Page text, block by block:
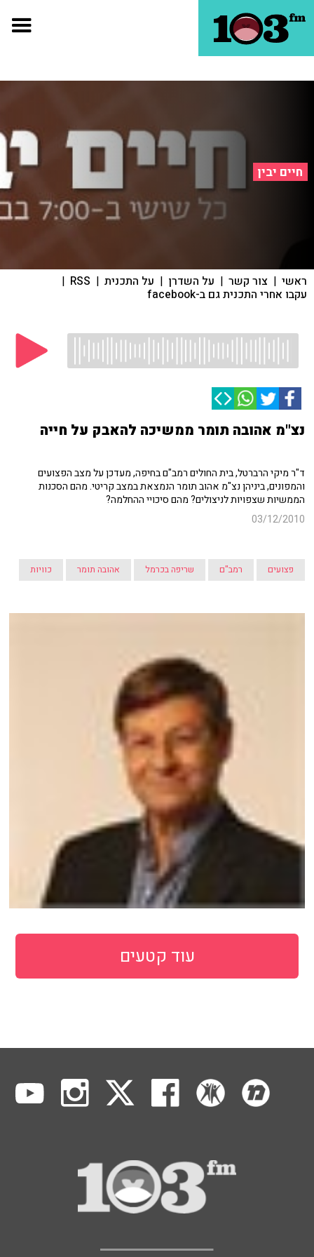
חיים יבין
ראשי | צור קשר | על השדרן | על התכנית |
RSS
|
עקבו אחרי התכנית גם ב-facebook
נצ"מ אהובה תומר ממשיכה להאבק על חייה
ד"ר מיקי הרברטל, בית החולים רמב"ם בחיפה, מעדכן על מצב הפצועים
והמפונים, ביניהן נצ"מ אהוב תומר הנמצאת במצב קריטי. מהם הסכנות
הממשיות שצפויות לניצולים? מהם סיכויי ההחלמה?
03/12/2010
פצועים רמב"ם שריפה בכרמל אהובה תומר כוויות
עוד קטעים